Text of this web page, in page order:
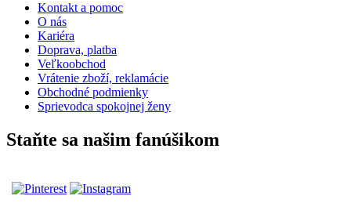
Kontakt a pomoc
O nás
Kariéra
Doprava, platba
Veľkoobchod
Vrátenie zboží, reklamácie
Obchodné podmienky
Sprievodca spokojnej ženy
Staňte sa našim fanúšikom